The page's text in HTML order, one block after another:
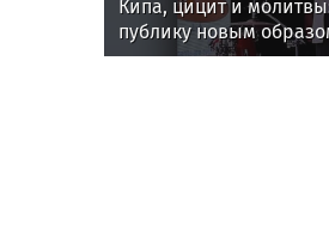
Кипа, цицит и
публику новым